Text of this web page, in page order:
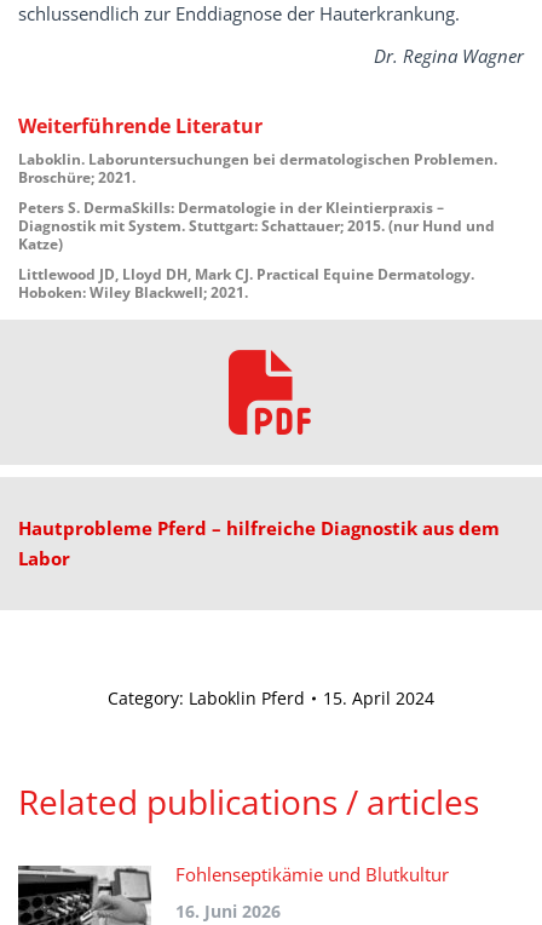
schlussendlich zur Enddiagnose der Hauterkrankung.
Dr. Regina Wagner
Weiterführende Literatur
Laboklin. Laboruntersuchungen bei dermatologischen Problemen.
Broschüre; 2021.
Peters S. DermaSkills: Dermatologie in der Kleintierpraxis –
Diagnostik mit System. Stuttgart: Schattauer; 2015. (nur Hund und
Katze)
Littlewood JD, Lloyd DH, Mark CJ. Practical Equine Dermatology.
Hoboken: Wiley Blackwell; 2021.
Hautprobleme Pferd – hilfreiche Diagnostik aus dem
Labor
Category: Laboklin Pferd 15. April 2024
Related publications / articles
Fohlenseptikämie und Blutkultur
16. Juni 2026